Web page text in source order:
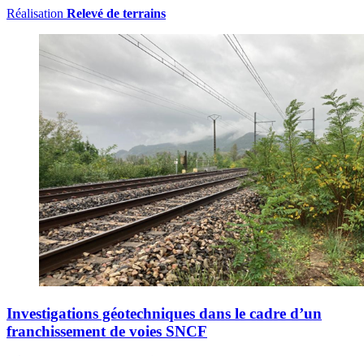
Réalisation Relevé de terrains
Investigations géotechniques dans le cadre d’un
franchissement de voies SNCF